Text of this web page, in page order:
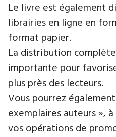
Le livre est également
librairies en ligne en
format papier.
La distribution
importante pour
plus près des lecteurs.
Vous pourrez
exemplaires auteurs »,
vos opérations de